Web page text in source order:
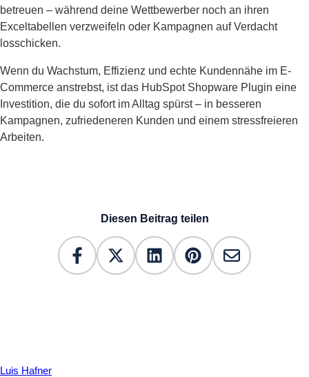
betreuen – während deine Wettbewerber noch an ihren
Exceltabellen verzweifeln oder Kampagnen auf Verdacht
losschicken.
Wenn du Wachstum, Effizienz und echte Kundennähe im E-
Commerce anstrebst, ist das HubSpot Shopware Plugin eine
Investition, die du sofort im Alltag spürst – in besseren
Kampagnen, zufriedeneren Kunden und einem stressfreieren
Arbeiten.
Diesen Beitrag teilen
Luis Hafner